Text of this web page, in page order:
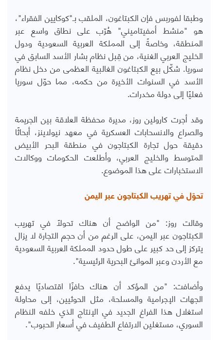
وطبقا لفوربس فإن الكبتاغون، الملقب بـ"كوكايين الفقراء"،
هو "منشط أمفيتاميني" هُرّب على نطاق واسع عبر
المنطقة، وخاصةً إلى المملكة العربية السعودية ودول
الخليج العربي الغنية، من قِبل نظام بشار الأسد السابق في
سوريا. شكّل بيع الكبتاغون الغالبية العظمى من دخل نظام
الأسد في السنوات الأخيرة من حكمه، مما حوّل سوريا
فعليًا إلى دولة مخدرات.
وقد أجرت كارولين روز، مديرة محفظة العلاقة بين الجريمة
والصراع والانسحابات العسكرية في معهد نيولاينز، أبحاثًا
دقيقة حول تجارة الكبتاجون في منطقة البحر الأبيض
المتوسط ​​والخليج العربي، وأطلعت الحكومات ووكالات
الاستخبارات على هذا الموضوع.
تحوّل في تهريب الكبتاجون عبر اليمن
وقالت روز: "من الواضح أن هناك تحولاً في تهريب
الكبتاجون عبر اليمن، على الرغم من أن حجم التجارة لا يزال
يتركز إلى حد كبير على طول حدود المملكة العربية السعودية
مع الأردن وعبر الموانئ البحرية الرئيسية".
وأضافت: "من المؤكد أن هناك حافزًا اقتصاديًا يدفع
الجهات الإجرامية والمسلحة، مثل الحوثيين، إلى محاولة
استغلال هذا الفراغ الجديد في الإنتاج الذي خلفه النظام
السوري، مستغلين الارتفاع الطفيف في أسعار الحبوب".